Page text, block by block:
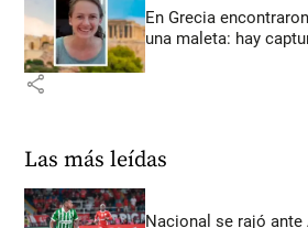
En Grecia
una maleta: hay
share
Las más leídas
Nacional se rajó